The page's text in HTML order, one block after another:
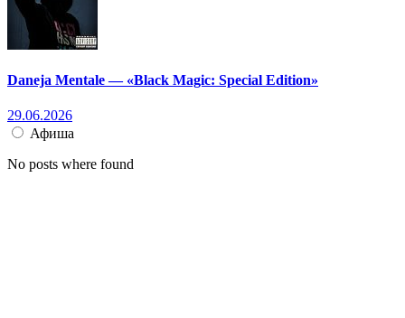
Daneja Mentale — «Black Magic: Special Edition»
29.06.2026
Афиша
No posts where found